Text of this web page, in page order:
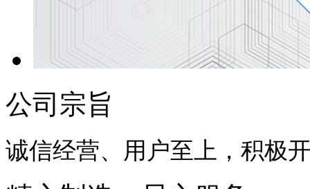
公司宗旨
诚信经营、用户至上，积极